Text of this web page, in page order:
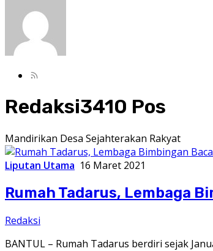
Redaksi3410 Pos
Mandirikan Desa Sejahterakan Rakyat
Liputan Utama 16 Maret 2021
Rumah Tadarus, Lembaga
Redaksi
BANTUL – Rumah Tadarus berdiri sejak